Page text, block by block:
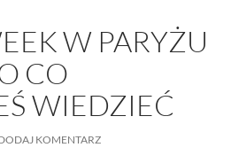
W PARYŻU
CO
WIEDZIEĆ
KOMENTARZ